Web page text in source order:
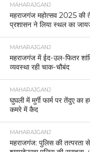
MAHARAJGANJ
महराजगंज महोत्सव 2025 की
प्रशासन ने लिया स्थल का
MAHARAJGANJ
महराजगंज में ईद-उल-फितर
व्यवस्था रही चाक-चौबंद
MAHARAJGANJ
घुघली में मुर्गी फार्म पर तेंदुए का
कमरे में कैद
MAHARAJGANJ
महराजगंज: पुलिस की तत्परता